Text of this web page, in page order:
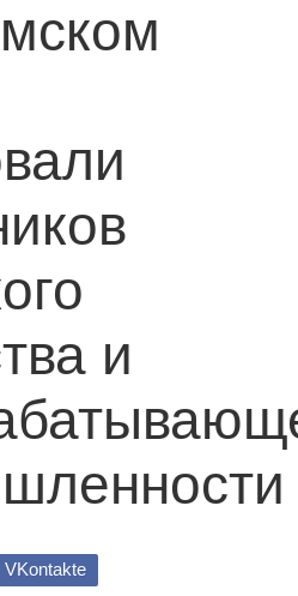
и
VKontakte